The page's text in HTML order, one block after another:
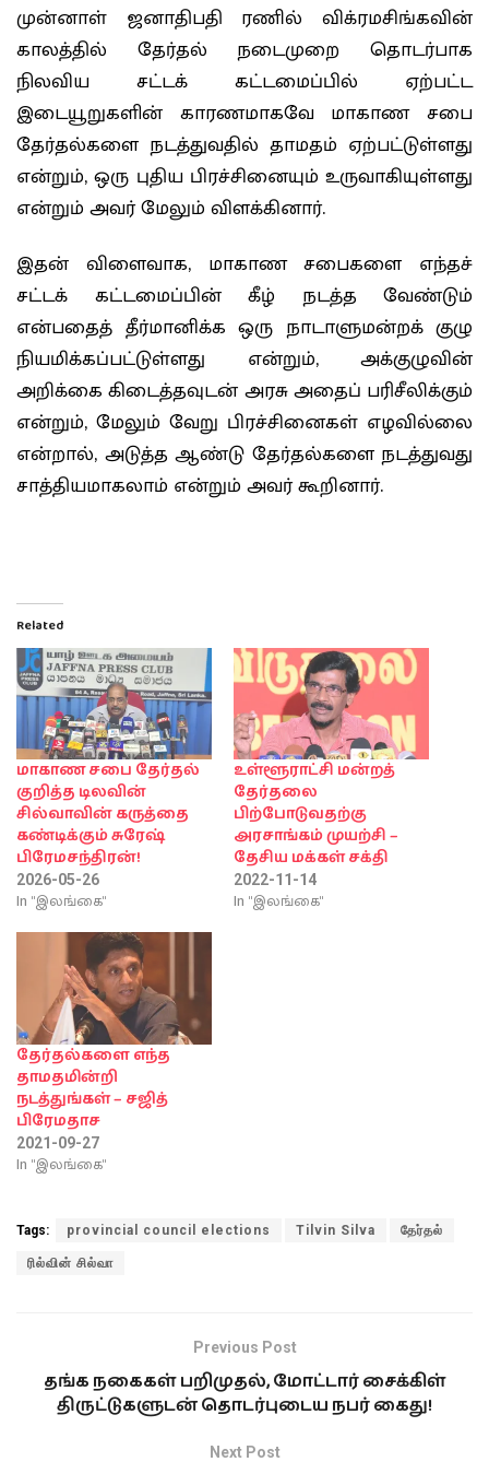
முன்னாள் ஜனாதிபதி ரணில் விக்ரமசிங்கவின்
காலத்தில் தேர்தல் நடைமுறை தொடர்பாக
நிலவிய சட்டக் கட்டமைப்பில் ஏற்பட்ட
இடையூறுகளின் காரணமாகவே மாகாண சபை
தேர்தல்களை நடத்துவதில் தாமதம் ஏற்பட்டுள்ளது
என்றும், ஒரு புதிய பிரச்சினையும் உருவாகியுள்ளது
என்றும் அவர் மேலும் விளக்கினார்.
இதன் விளைவாக, மாகாண சபைகளை எந்தச்
சட்டக் கட்டமைப்பின் கீழ் நடத்த வேண்டும்
என்பதைத் தீர்மானிக்க ஒரு நாடாளுமன்றக் குழு
நியமிக்கப்பட்டுள்ளது என்றும், அக்குழுவின்
அறிக்கை கிடைத்தவுடன் அரசு அதைப் பரிசீலிக்கும்
என்றும், மேலும் வேறு பிரச்சினைகள் எழவில்லை
என்றால், அடுத்த ஆண்டு தேர்தல்களை நடத்துவது
சாத்தியமாகலாம் என்றும் அவர் கூறினார்.
Related
மாகாண சபை தேர்தல்
குறித்த டிலவின்
சில்வாவின் கருத்தை
கண்டிக்கும் சுரேஷ்
பிரேமசந்திரன்!
2026-05-26
In "இலங்கை"
உள்ளூராட்சி மன்றத்
தேர்தலை
பிற்போடுவதற்கு
அரசாங்கம் முயற்சி –
தேசிய மக்கள் சக்தி
2022-11-14
In "இலங்கை"
தேர்தல்களை எந்த
தாமதமின்றி
நடத்துங்கள் – சஜித்
பிரேமதாச
2021-09-27
In "இலங்கை"
Tags: provincial council elections Tilvin Silva தேர்தல்
ரில்வின் சில்வா
Previous Post
தங்க நகைகள் பறிமுதல், மோட்டார் சைக்கிள்
திருட்டுகளுடன் தொடர்புடைய நபர் கைது!
Next Post